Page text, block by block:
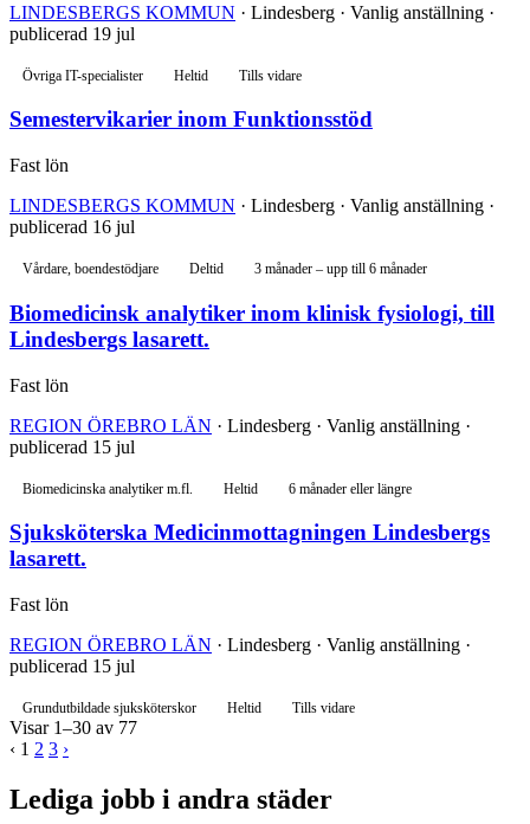
LINDESBERGS KOMMUN · Lindesberg · Vanlig anställning ·
publicerad 19 jul
Övriga IT-specialister Heltid Tills vidare
Semestervikarier inom Funktionsstöd
Fast lön
LINDESBERGS KOMMUN · Lindesberg · Vanlig anställning ·
publicerad 16 jul
Vårdare, boendestödjare Deltid 3 månader – upp till 6 månader
Biomedicinsk analytiker inom klinisk fysiologi, till
Lindesbergs lasarett.
Fast lön
REGION ÖREBRO LÄN · Lindesberg · Vanlig anställning ·
publicerad 15 jul
Biomedicinska analytiker m.fl. Heltid 6 månader eller längre
Sjuksköterska Medicinmottagningen Lindesbergs
lasarett.
Fast lön
REGION ÖREBRO LÄN · Lindesberg · Vanlig anställning ·
publicerad 15 jul
Grundutbildade sjuksköterskor Heltid Tills vidare
Visar 1–30 av 77
‹ 1 2 3 ›
Lediga jobb i andra städer